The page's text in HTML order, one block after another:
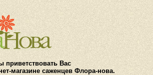
О компании Как купить
приветствовать Вас
магазине саженцев Флора-нова.